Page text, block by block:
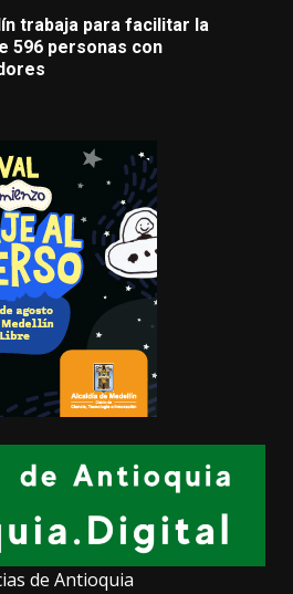
trabaja para facilitar la
596 personas con
de Antioquia